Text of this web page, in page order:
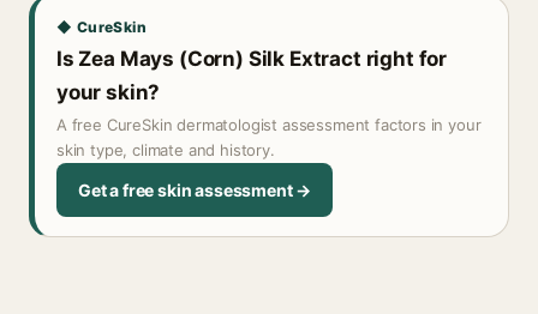
◆ CureSkin
Is Zea Mays (Corn) Silk Extract right for
your skin?
A free CureSkin dermatologist assessment factors in your
skin type, climate and history.
Get a free skin assessment →